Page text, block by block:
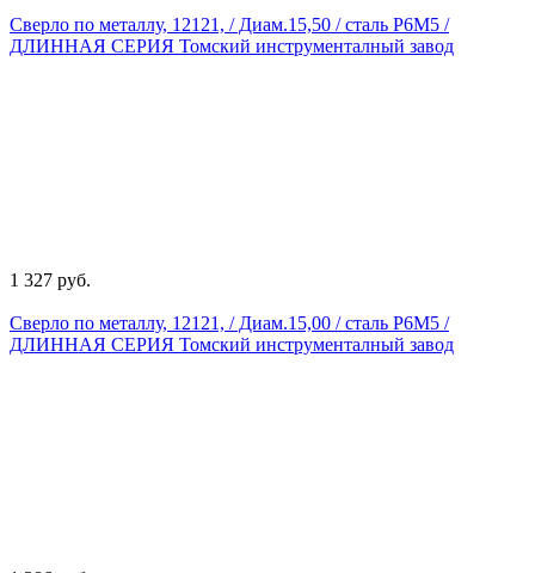
Сверло по металлу, 12121, / Диам.15,50 / сталь Р6М5 /
ДЛИННАЯ СЕРИЯ Томский инструменталный завод
1 327 руб.
Сверло по металлу, 12121, / Диам.15,00 / сталь Р6М5 /
ДЛИННАЯ СЕРИЯ Томский инструменталный завод